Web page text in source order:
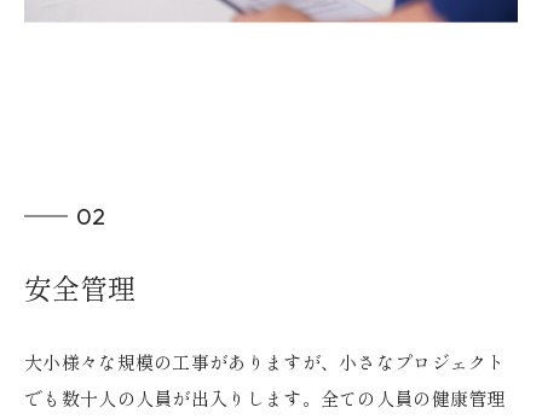
02
安全管理
大小様々な規模の工事がありますが、小さなプロジェクト
でも数十人の人員が出入りします。全ての人員の健康管理